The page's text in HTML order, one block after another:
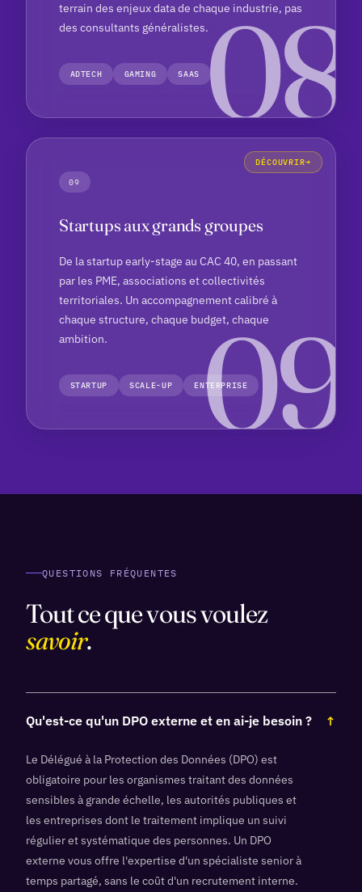
terrain des enjeux data de chaque industrie, pas
des consultants généralistes.
ADTECH GAMING SAAS
DÉCOUVRIR
09
Startups aux grands groupes
De la startup early-stage au CAC 40, en passant
par les PME, associations et collectivités
territoriales. Un accompagnement calibré à
chaque structure, chaque budget, chaque
ambition.
STARTUP SCALE-UP ENTERPRISE
QUESTIONS FRÉQUENTES
Tout ce que vous voulez
savoir.
Qu'est-ce qu'un DPO externe et en ai-je besoin ? ↓
Le Délégué à la Protection des Données (DPO) est
obligatoire pour les organismes traitant des données
sensibles à grande échelle, les autorités publiques et
les entreprises dont le traitement implique un suivi
régulier et systématique des personnes. Un DPO
externe vous offre l'expertise d'un spécialiste senior à
temps partagé, sans le coût d'un recrutement interne.